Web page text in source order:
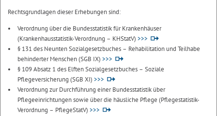
Rechtsgrundlagen dieser Erhebungen sind:
Verordnung über die Bundesstatistik für Krankenhäuser
(Krankenhausstatistik-Verordnung – KHStatV) >>>
§ 131 des Neunten Sozialgesetzbuches – Rehabilitation und Teilhabe
behinderter Menschen (SGB IX) >>>
§ 109 Absatz 1 des Elften Sozialgesetzbuches – Soziale
Pflegeversicherung (SGB XI) >>>
Verordnung zur Durchführung einer Bundesstatistik über
Pflegeeinrichtungen sowie über die häusliche Pflege (Pflegestatistik-
Verordnung – PflegeStatV) >>>